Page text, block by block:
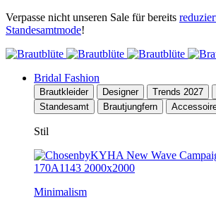
Verpasse nicht unseren Sale für bereits
Standesamtmode!
Bridal Fashion
Brautkleider Designer Trends 2027
Standesamt
Brautjungfern
Stil
Minimalism